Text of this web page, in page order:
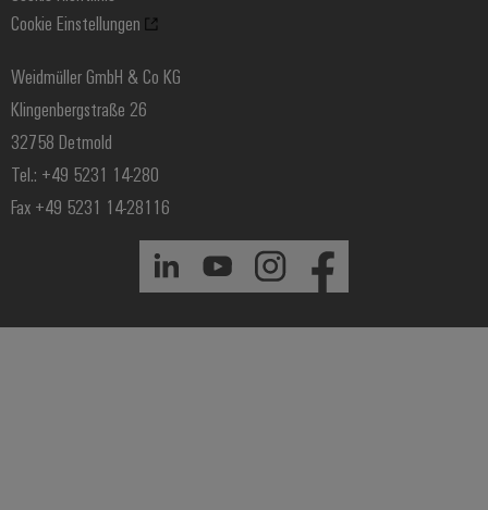
Windenergie
Cookie Einstellungen
Weidmüller GmbH & Co KG
Klingenbergstraße 26
32758 Detmold
Tel.: +49 5231 14-280
Fax +49 5231 14-28116